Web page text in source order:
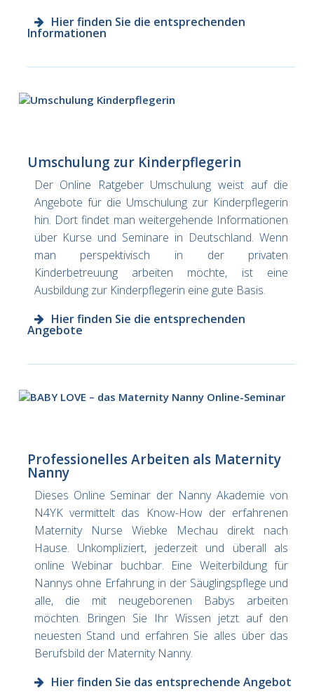
Hier finden Sie die entsprechenden
Informationen
Umschulung zur Kinderpflegerin
Der Online Ratgeber Umschulung weist auf die
Angebote für die Umschulung zur Kinderpflegerin
hin. Dort findet man weitergehende Informationen
über Kurse und Seminare in Deutschland. Wenn
man perspektivisch in der privaten
Kinderbetreuung arbeiten möchte, ist eine
Ausbildung zur Kinderpflegerin eine gute Basis.
Hier finden Sie die entsprechenden
Angebote
Professionelles Arbeiten als Maternity
Nanny
Dieses Online Seminar der Nanny Akademie von
N4YK vermittelt das Know-How der erfahrenen
Maternity Nurse Wiebke Mechau direkt nach
Hause. Unkompliziert, jederzeit und überall als
online Webinar buchbar. Eine Weiterbildung für
Nannys ohne Erfahrung in der Säuglingspflege und
alle, die mit neugeborenen Babys arbeiten
möchten. Bringen Sie Ihr Wissen jetzt auf den
neuesten Stand und erfahren Sie alles über das
Berufsbild der Maternity Nanny.
Hier finden Sie das entsprechende Angebot